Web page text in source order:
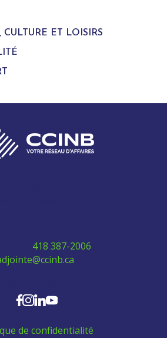
CULTURE ET LOISIRS
418 387-2006
de confidentialité